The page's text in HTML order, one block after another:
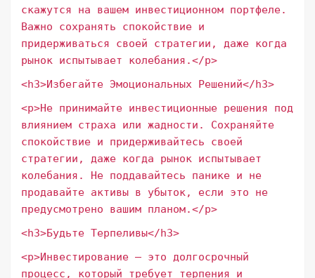
скажутся на вашем инвестиционном портфеле.
Важно сохранять спокойствие и
придерживаться своей стратегии, даже когда
рынок испытывает колебания.</p>
<h3>Избегайте Эмоциональных Решений</h3>
<p>Не принимайте инвестиционные решения под
влиянием страха или жадности. Сохраняйте
спокойствие и придерживайтесь своей
стратегии, даже когда рынок испытывает
колебания. Не поддавайтесь панике и не
продавайте активы в убыток, если это не
предусмотрено вашим планом.</p>
<h3>Будьте Терпеливы</h3>
<p>Инвестирование – это долгосрочный
процесс, который требует терпения и